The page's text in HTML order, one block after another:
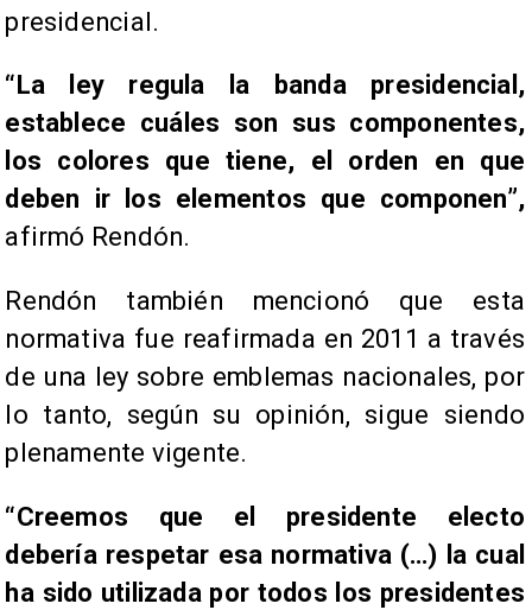
presidencial.
“La ley regula la banda presidencial,
establece cuáles son sus componentes,
los colores que tiene, el orden en que
deben ir los elementos que componen”,
afirmó Rendón.
Rendón también mencionó que esta
normativa fue reafirmada en 2011 a través
de una ley sobre emblemas nacionales, por
lo tanto, según su opinión, sigue siendo
plenamente vigente.
“Creemos que el presidente electo
debería respetar esa normativa (…) la cual
ha sido utilizada por todos los presidentes